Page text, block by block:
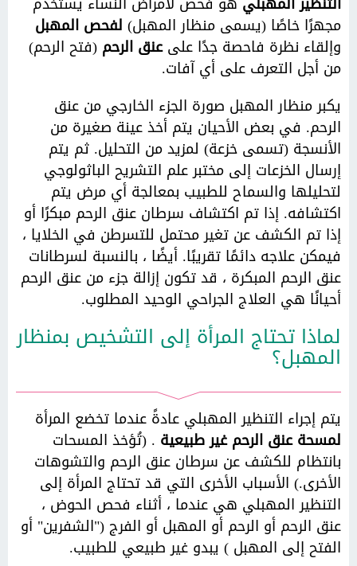
ميثاق الاخلاقيات
رسالة التزام
معلومات عملية
إقامتك
الغرف
التغذية
تكاليف الإقامة
الاتصال، الوصول والأوقات
المرافقة والزوار
مجهرًا خاصًا (يسمى منظار المهبل) لفحص المهبل
وإلقاء نظرة فاحصة جدًا علىعنق الرحم (فتح الرحم)
من أجل التعرف على أي آفات.
يكبر منظار المهبل صورة الجزء الخارجي من عنق
الرحم. في بعض الأحيان يتم أخذ عينة صغيرة من
الأنسجة (تسمى خزعة) لمزيد من التحليل. ثم يتم
إرسال الخزعات إلى مختبر علم التشريح الباثولوجي
لتحليلها والسماح للطبيب بمعالجة أي مرض يتم
اكتشافه. إذا تم اكتشاف سرطان عنق الرحم مبكرًا أو
إذا تم الكشف عن تغير محتمل للتسرطن في الخلايا ،
فيمكن علاجه دائمًا تقريبًا. أيضًا ، بالنسبة لسرطانات
عنق الرحم المبكرة ، قد تكون إزالة جزء من عنق الرحم
أحيانًا هي العلاج الجراحي الوحيد المطلوب.
لماذا تحتاج المرأة إلى التشخيص بمنظار
المهبل؟
يتم إجراء التنظير المهبلي عادةً عندما تخضع المرأة
لمسحة عنق الرحم غير طبيعية . (تُؤخذ المسحات
بانتظام للكشف عن سرطان عنق الرحم والتشوهات
الأخرى.) الأسباب الأخرى التي قد تحتاج المرأة إلى
التنظير المهبلي هي عندما ، أثناء فحص الحوض ،
عنق الرحم أو الرحم أو المهبل أو الفرج ("الشفرين" أو
الفتح إلى المهبل ) يبدو غير طبيعي للطبيب.